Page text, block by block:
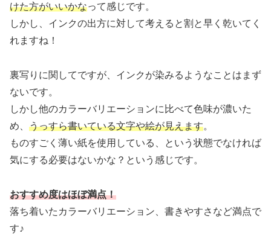
けた方がいいかなって感じです。
しかし、インクの出方に対して考えると割と早く乾いてく
れますね！
裏写りに関してですが、インクが染みるようなことはまず
ないです。
しかし他のカラーバリエーションに比べて色味が濃いた
め、 うっすら書いている文字や絵が見えます。
ものすごく薄い紙を使用している、という状態でなければ
気にする必要はないかな？という感じです。
おすすめ度はほぼ満点！
落ち着いたカラーバリエーション、書きやすさなど満点で
す♪